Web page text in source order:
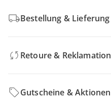
Bestellung & Lieferung
Retoure & Reklamation
Gutscheine & Aktionen